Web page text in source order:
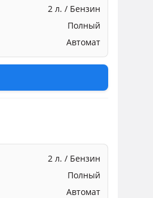
2 л. / Бензин
Полный
Автомат
2 л. / Бензин
Полный
Автомат